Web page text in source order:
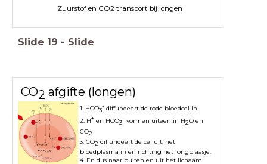
Zuurstof en CO2 transport bij longen
Slide 19 - Slide
CO2 afgifte (longen)
1. HCO3
- diffundeert de rode bloedcel in.
2. H+ en HCO3
- vormen uiteen in H2O en
CO2
3. CO2 diffundeert de cel uit, het
bloedplasma in en richting het longblaasje.
4. En dus naar buiten en uit het lichaam.